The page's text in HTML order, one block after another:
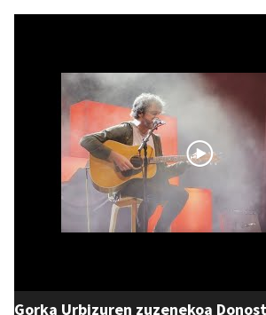
Gorka Urbizuren zuzenekoa